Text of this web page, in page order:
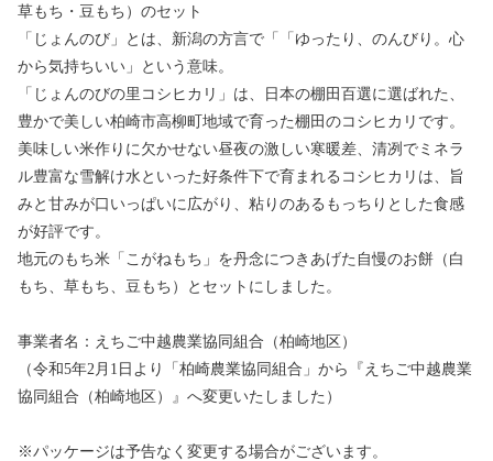
草もち・豆もち）のセット
「じょんのび」とは、新潟の方言で「「ゆったり、のんびり。心
から気持ちいい」という意味。
「じょんのびの里コシヒカリ」は、日本の棚田百選に選ばれた、
豊かで美しい柏崎市高柳町地域で育った棚田のコシヒカリです。
美味しい米作りに欠かせない昼夜の激しい寒暖差、清冽でミネラ
ル豊富な雪解け水といった好条件下で育まれるコシヒカリは、旨
みと甘みが口いっぱいに広がり、粘りのあるもっちりとした食感
が好評です。
地元のもち米「こがねもち」を丹念につきあげた自慢のお餅（白
もち、草もち、豆もち）とセットにしました。
事業者名：えちご中越農業協同組合（柏崎地区）
（令和5年2月1日より「柏崎農業協同組合」から『えちご中越農業
協同組合（柏崎地区）』へ変更いたしました）
※パッケージは予告なく変更する場合がございます。